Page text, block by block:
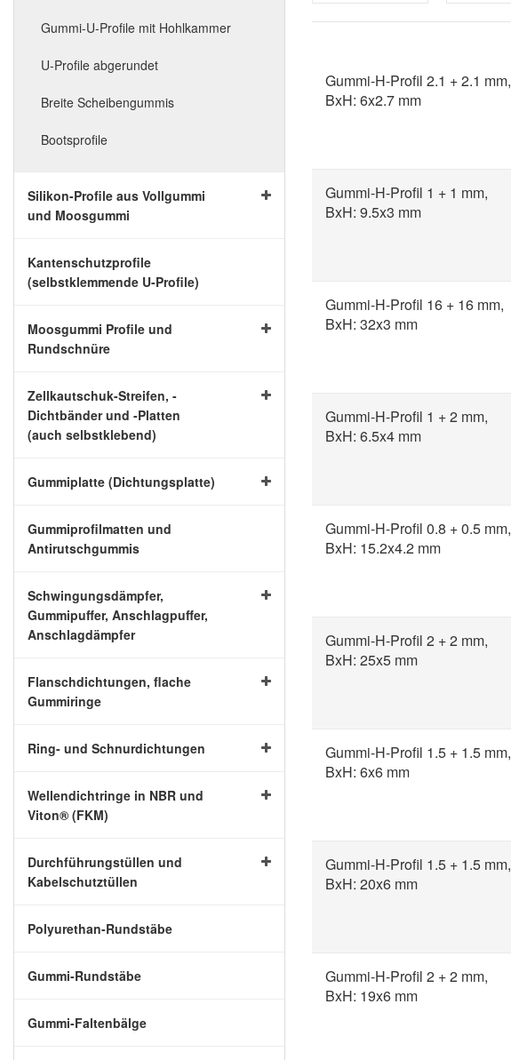
Gummi-H-Profil 2.1 + 2.1 mm,
BxH: 6x2.7 mm
Gummi-H-Profil 1 + 1 mm,
BxH: 9.5x3 mm
Gummi-H-Profil 16 + 16 mm,
BxH: 32x3 mm
Gummi-H-Profil 1 + 2 mm,
BxH: 6.5x4 mm
Gummi-H-Profil 0.8 + 0.5 mm,
BxH: 15.2x4.2 mm
Gummi-H-Profil 2 + 2 mm,
BxH: 25x5 mm
Gummi-H-Profil 1.5 + 1.5 mm,
BxH: 6x6 mm
Gummi-H-Profil 1.5 + 1.5 mm,
BxH: 20x6 mm
Gummi-H-Profil 2 + 2 mm,
BxH: 19x6 mm
Gummi-U-Profile mit Hohlkammer
U-Profile abgerundet
Breite Scheibengummis
Bootsprofile
Silikon-Profile aus Vollgummi
und Moosgummi
Kantenschutzprofile
(selbstklemmende U-Profile)
Moosgummi Profile und
Rundschnüre
Zellkautschuk-Streifen, -
Dichtbänder und -Platten
(auch selbstklebend)
Gummiplatte (Dichtungsplatte)
Gummiprofilmatten und
Antirutschgummis
Schwingungsdämpfer,
Gummipuffer, Anschlagpuffer,
Anschlagdämpfer
Flanschdichtungen, flache
Gummiringe
Ring- und Schnurdichtungen
Wellendichtringe in NBR und
Viton® (FKM)
Durchführungstüllen und
Kabelschutztüllen
Polyurethan-Rundstäbe
Gummi-Rundstäbe
Gummi-Faltenbälge